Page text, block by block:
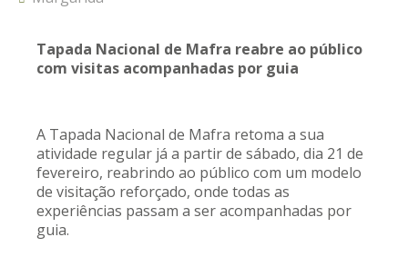
Turismo acessível- Programa valorizar
Tapada Nacional de Mafra reabre ao público
com visitas acompanhadas por guia
A Tapada Nacional de Mafra retoma a sua
atividade regular já a partir de sábado, dia 21 de
fevereiro, reabrindo ao público com um modelo
de visitação reforçado, onde todas as
experiências passam a ser acompanhadas por
guia.